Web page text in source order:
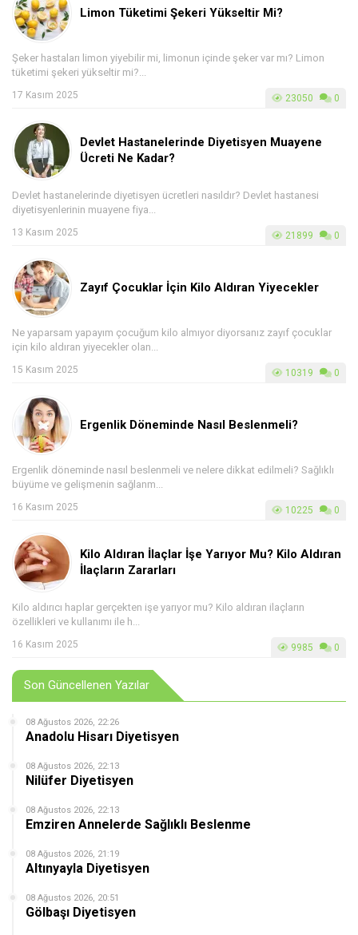
Limon Tüketimi Şekeri Yükseltir Mi?
Şeker hastaları limon yiyebilir mi, limonun içinde şeker var mı? Limon
tüketimi şekeri yükseltir mi?...
17 Kasım 2025 23050 0
Devlet Hastanelerinde Diyetisyen Muayene
Ücreti Ne Kadar?
Devlet hastanelerinde diyetisyen ücretleri nasıldır? Devlet hastanesi
diyetisyenlerinin muayene fiya...
13 Kasım 2025 21899 0
Zayıf Çocuklar İçin Kilo Aldıran Yiyecekler
Ne yaparsam yapayım çocuğum kilo almıyor diyorsanız zayıf çocuklar
için kilo aldıran yiyecekler olan...
15 Kasım 2025 10319 0
Ergenlik Döneminde Nasıl Beslenmeli?
Ergenlik döneminde nasıl beslenmeli ve nelere dikkat edilmeli? Sağlıklı
büyüme ve gelişmenin sağlanm...
16 Kasım 2025 10225 0
Kilo Aldıran İlaçlar İşe Yarıyor Mu? Kilo Aldıran
İlaçların Zararları
Kilo aldırıcı haplar gerçekten işe yarıyor mu? Kilo aldıran ilaçların
özellikleri ve kullanımı ile h...
16 Kasım 2025 9985 0
Son Güncellenen Yazılar
08 Ağustos 2026, 22:26
Anadolu Hisarı Diyetisyen
08 Ağustos 2026, 22:13
Nilüfer Diyetisyen
08 Ağustos 2026, 22:13
Emziren Annelerde Sağlıklı Beslenme
08 Ağustos 2026, 21:19
Altınyayla Diyetisyen
08 Ağustos 2026, 20:51
Gölbaşı Diyetisyen